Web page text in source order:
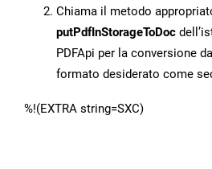
Chiama il metodo
putPdfInStorageToDoc
PDFApi per la conversione
formato desiderato come
%!(EXTRA string=SXC)